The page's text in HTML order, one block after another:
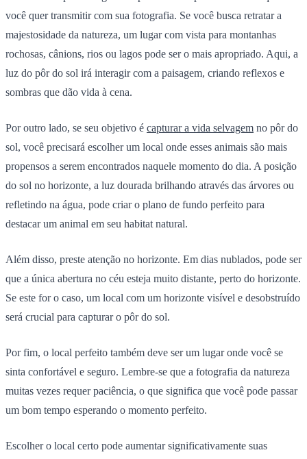
você quer transmitir com sua fotografia. Se você busca retratar a
majestosidade da natureza, um lugar com vista para montanhas
rochosas, cânions, rios ou lagos pode ser o mais apropriado. Aqui, a
luz do pôr do sol irá interagir com a paisagem, criando reflexos e
sombras que dão vida à cena.
Por outro lado, se seu objetivo é capturar a vida selvagem no pôr do
sol, você precisará escolher um local onde esses animais são mais
propensos a serem encontrados naquele momento do dia. A posição
do sol no horizonte, a luz dourada brilhando através das árvores ou
refletindo na água, pode criar o plano de fundo perfeito para
destacar um animal em seu habitat natural.
Além disso, preste atenção no horizonte. Em dias nublados, pode ser
que a única abertura no céu esteja muito distante, perto do horizonte.
Se este for o caso, um local com um horizonte visível e desobstruído
será crucial para capturar o pôr do sol.
Por fim, o local perfeito também deve ser um lugar onde você se
sinta confortável e seguro. Lembre-se que a fotografia da natureza
muitas vezes requer paciência, o que significa que você pode passar
um bom tempo esperando o momento perfeito.
Escolher o local certo pode aumentar significativamente suas